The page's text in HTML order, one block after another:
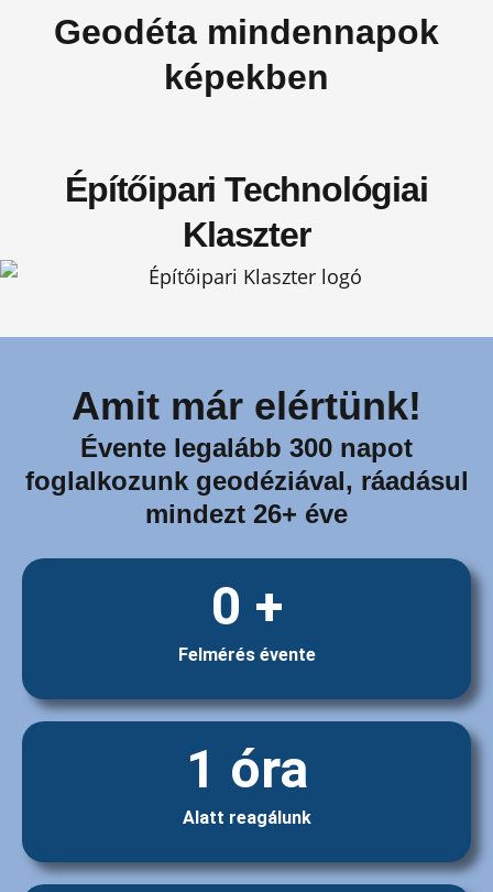
Geodéta mindennapok
képekben
Építőipari Technológiai
Klaszter
Amit már elértünk!
Évente legalább 300 napot
foglalkozunk geodéziával, ráadásul
mindezt 26+ éve
Felmérés évente
0 +
Alatt reagálunk
1 óra